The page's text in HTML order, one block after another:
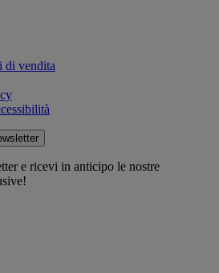
di vendita
e ricevi in anticipo le nostre